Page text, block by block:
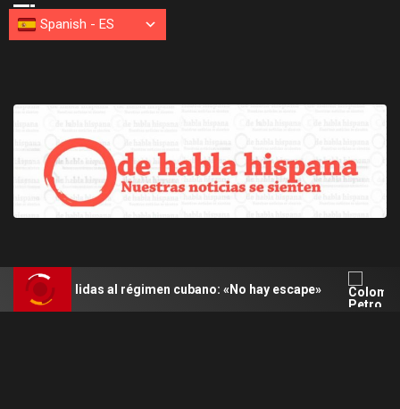
al régimen cubano: «No hay escape»
Spanish - ES